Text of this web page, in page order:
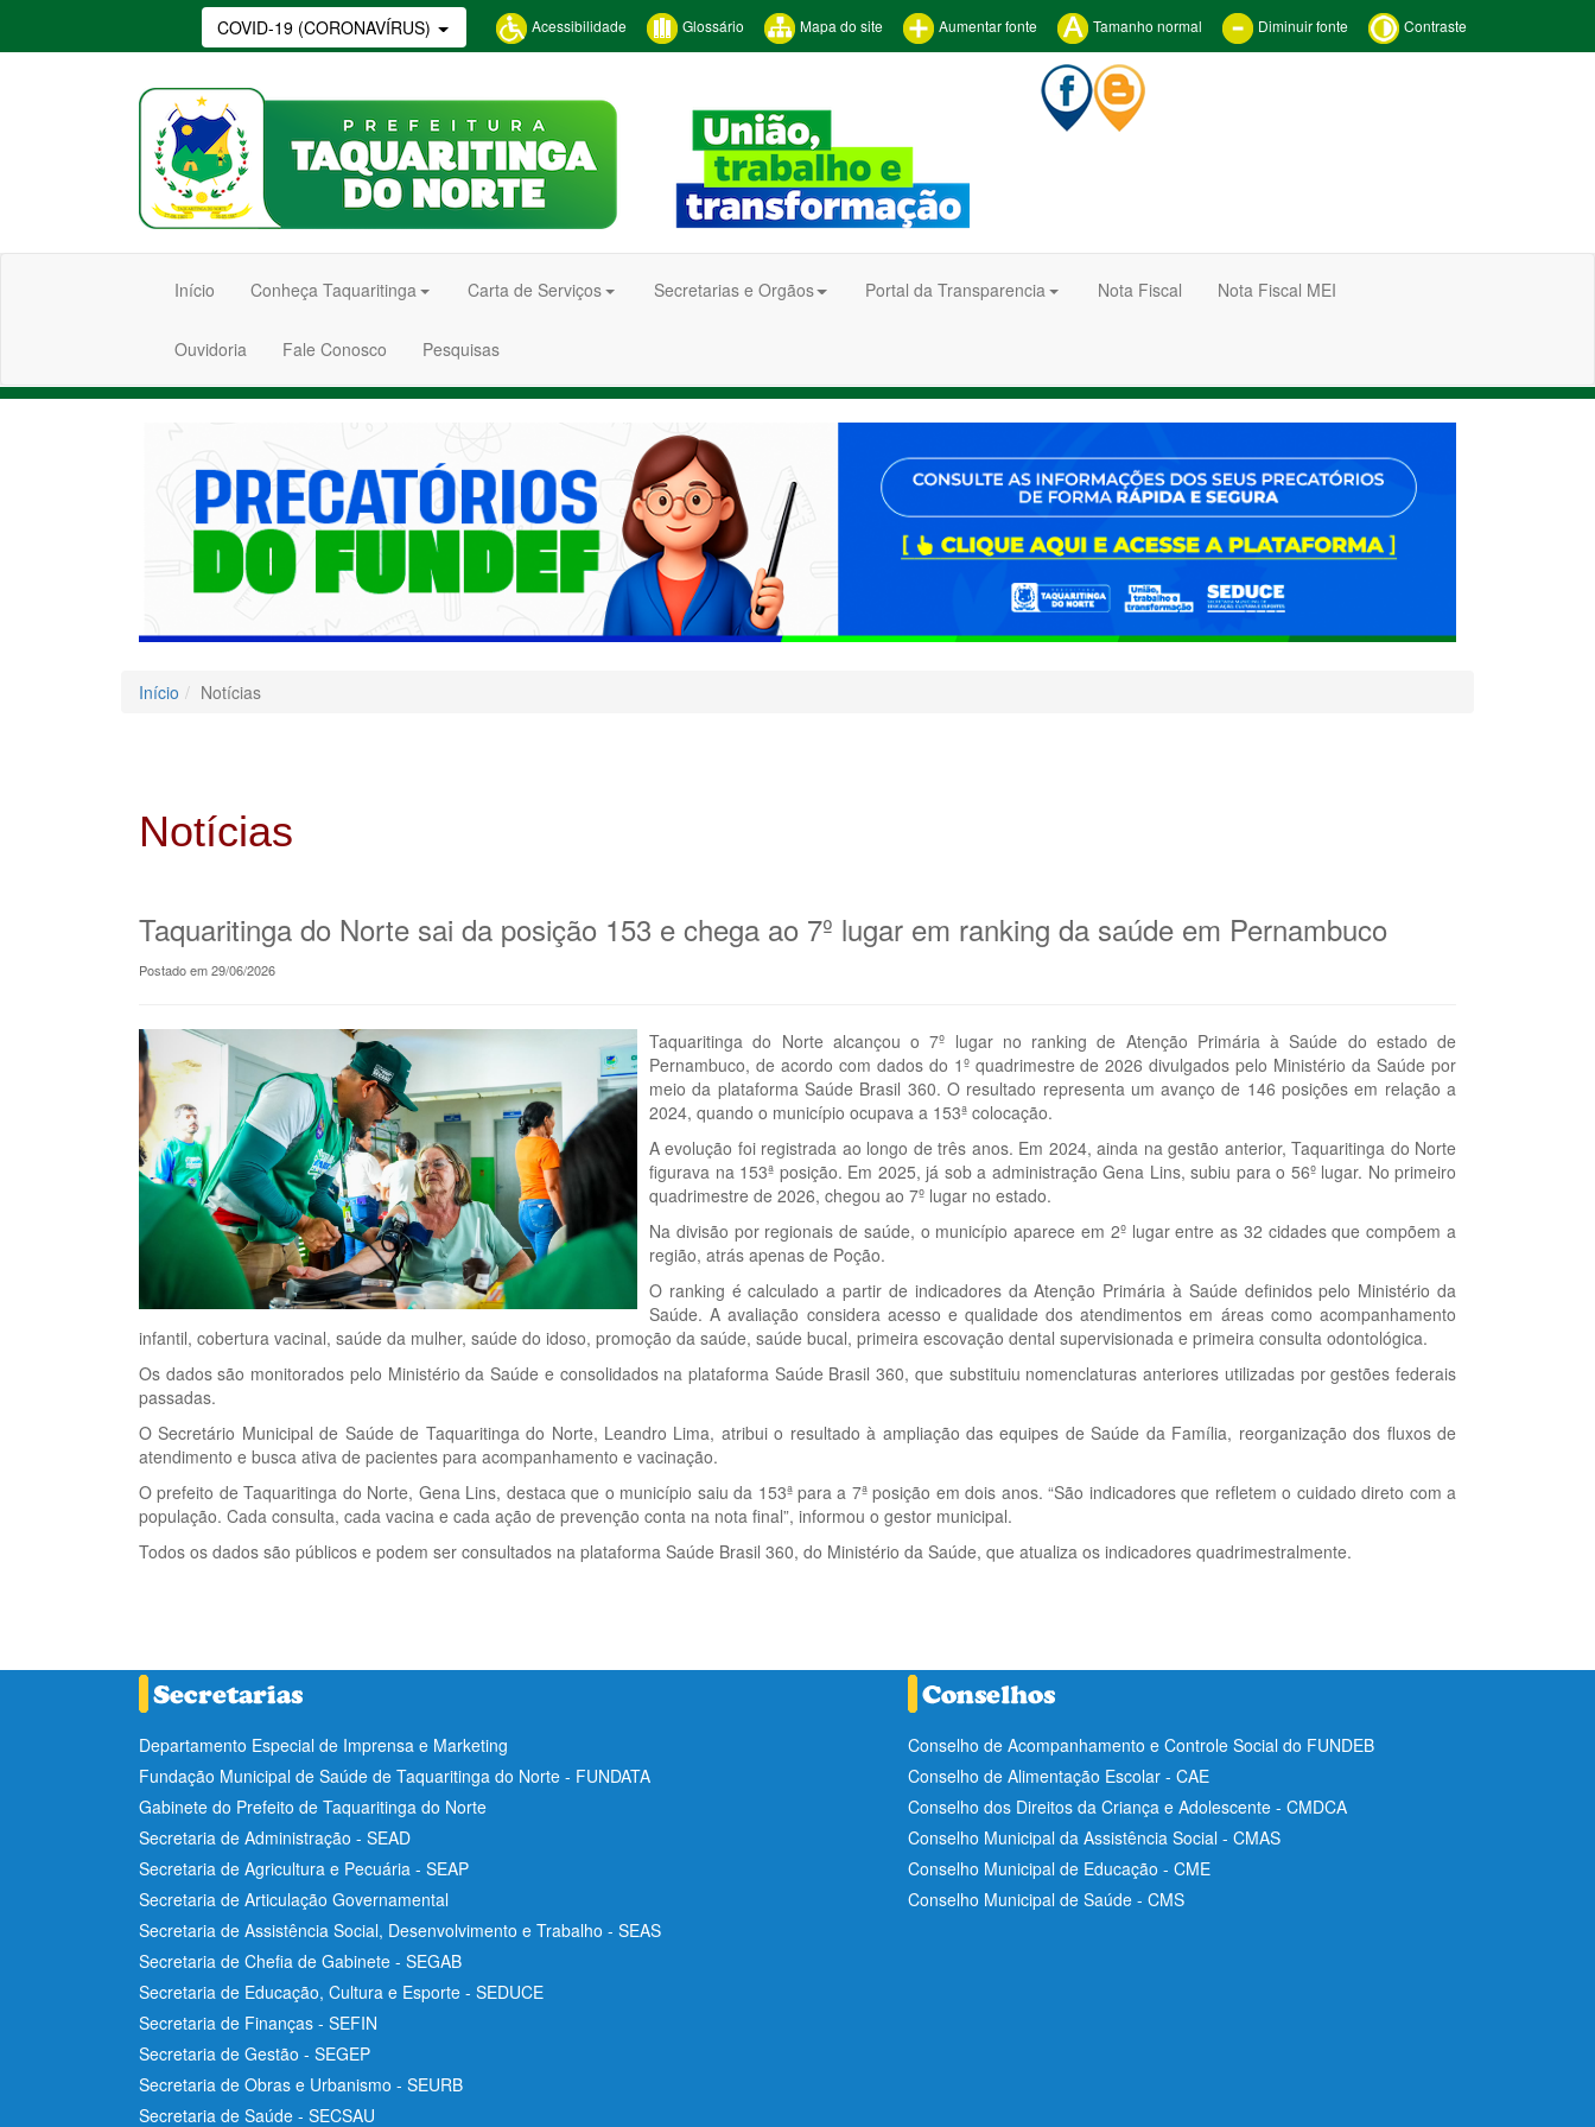
COVID-19 (CORONAVÍRUS) Acessibilidade Glossário Mapa do site Aumentar fonte Tamanho normal Diminuir fonte Contraste
Início Conheça Taquaritinga Carta de Serviços Secretarias e Orgãos Portal da Transparencia Nota Fiscal Nota Fiscal MEI
Ouvidoria Fale Conosco Pesquisas
Início Notícias
Notícias
Taquaritinga do Norte sai da posição 153 e chega ao 7º lugar em ranking da saúde em Pernambuco
Postado em 29/06/2026
Taquaritinga do Norte alcançou o 7º lugar no ranking de Atenção Primária à Saúde do estado de
Pernambuco, de acordo com dados do 1º quadrimestre de 2026 divulgados pelo Ministério da Saúde por
meio da plataforma Saúde Brasil 360. O resultado representa um avanço de 146 posições em relação a
2024, quando o município ocupava a 153ª colocação.
A evolução foi registrada ao longo de três anos. Em 2024, ainda na gestão anterior, Taquaritinga do Norte
figurava na 153ª posição. Em 2025, já sob a administração Gena Lins, subiu para o 56º lugar. No primeiro
quadrimestre de 2026, chegou ao 7º lugar no estado.
Na divisão por regionais de saúde, o município aparece em 2º lugar entre as 32 cidades que compõem a
região, atrás apenas de Poção.
O ranking é calculado a partir de indicadores da Atenção Primária à Saúde definidos pelo Ministério da
Saúde. A avaliação considera acesso e qualidade dos atendimentos em áreas como acompanhamento
infantil, cobertura vacinal, saúde da mulher, saúde do idoso, promoção da saúde, saúde bucal, primeira escovação dental supervisionada e primeira consulta odontológica.
Os dados são monitorados pelo Ministério da Saúde e consolidados na plataforma Saúde Brasil 360, que substituiu nomenclaturas anteriores utilizadas por gestões federais
passadas.
O Secretário Municipal de Saúde de Taquaritinga do Norte, Leandro Lima, atribui o resultado à ampliação das equipes de Saúde da Família, reorganização dos fluxos de
atendimento e busca ativa de pacientes para acompanhamento e vacinação.
O prefeito de Taquaritinga do Norte, Gena Lins, destaca que o município saiu da 153ª para a 7ª posição em dois anos. “São indicadores que refletem o cuidado direto com a
população. Cada consulta, cada vacina e cada ação de prevenção conta na nota final”, informou o gestor municipal.
Todos os dados são públicos e podem ser consultados na plataforma Saúde Brasil 360, do Ministério da Saúde, que atualiza os indicadores quadrimestralmente.
Departamento Especial de Imprensa e Marketing
Fundação Municipal de Saúde de Taquaritinga do Norte - FUNDATA
Gabinete do Prefeito de Taquaritinga do Norte
Secretaria de Administração - SEAD
Secretaria de Agricultura e Pecuária - SEAP
Secretaria de Articulação Governamental
Secretaria de Assistência Social, Desenvolvimento e Trabalho - SEAS
Secretaria de Chefia de Gabinete - SEGAB
Secretaria de Educação, Cultura e Esporte - SEDUCE
Secretaria de Finanças - SEFIN
Secretaria de Gestão - SEGEP
Secretaria de Obras e Urbanismo - SEURB
Secretaria de Saúde - SECSAU
Conselho de Acompanhamento e Controle Social do FUNDEB
Conselho de Alimentação Escolar - CAE
Conselho dos Direitos da Criança e Adolescente - CMDCA
Conselho Municipal da Assistência Social - CMAS
Conselho Municipal de Educação - CME
Conselho Municipal de Saúde - CMS